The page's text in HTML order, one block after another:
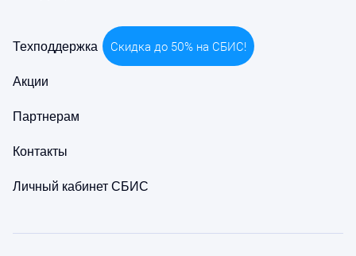
Техподдержка
Акции
Партнерам
Контакты
Личный кабинет СБИС
Скидка до 50% на СБИС!